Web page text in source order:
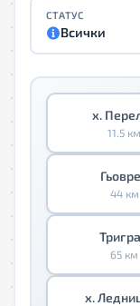
СТАТУС
Всички
х.
11.5 км
44 км
65 км
х.